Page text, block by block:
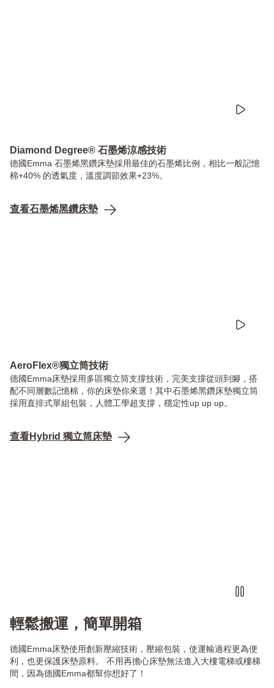
Diamond Degree® 石墨烯涼感技術
德國Emma 石墨烯黑鑽床墊採用最佳的石墨烯比例，相比一般記憶
棉+40% 的透氣度，溫度調節效果+23%。
查看石墨烯黑鑽床墊
AeroFlex®獨立筒技術
德國Emma床墊採用多區獨立筒支撐技術，完美支撐從頭到腳，搭
配不同層數記憶棉，你的床墊你來選！其中石墨烯黑鑽床墊獨立筒
採用直排式單組包裝，人體工學超支撐，穩定性up up up。
查看Hybrid 獨立筒床墊
輕鬆搬運，簡單開箱
德國Emma床墊使用創新壓縮技術，壓縮包裝，使運輸過程更為便
利，也更保護床墊原料。 不用再擔心床墊無法進入大樓電梯或樓梯
間，因為德國Emma都幫你想好了！